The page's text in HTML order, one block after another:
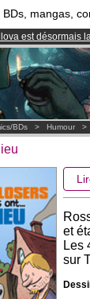
BDs, mangas,
est désormais
à partir de
et 1208BDs &
BDs > Humour >
et
Les
sur